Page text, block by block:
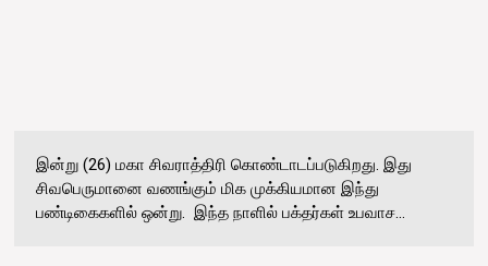
இன்று (26) மகா சிவராத்திரி கொண்டாடப்படுகிறது. இது
சிவபெருமானை வணங்கும் மிக முக்கியமான இந்து
பண்டிகைகளில் ஒன்று. இந்த நாளில் பக்தர்கள் உபவாச...